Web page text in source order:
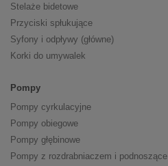
Stelaże bidetowe
Przyciski spłukujące
Syfony i odpływy (główne)
Korki do umywalek
Pompy
Pompy cyrkulacyjne
Pompy obiegowe
Pompy głębinowe
Pompy z rozdrabniaczem i podnoszące